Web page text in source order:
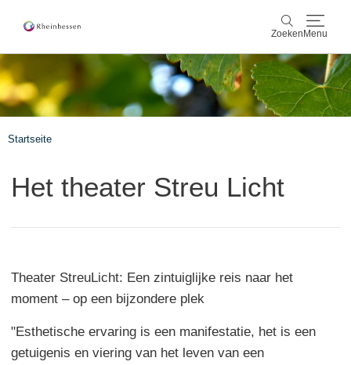
Zoeken Menu
Zoeken
wijn & gastronomie
Rheinhessen-Blog kaart
Startseite
Het theater Streu Licht
Theater StreuLicht: Een zintuiglijke reis naar het
moment – op een bijzondere plek
"Esthetische ervaring is een manifestatie, het is een
getuigenis en viering van het leven van een